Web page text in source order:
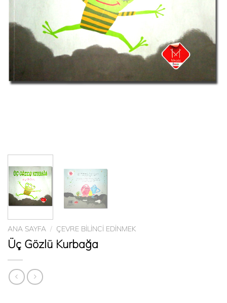
ANA SAYFA / ÇEVRE BILINCI EDINMEK
Üç Gözlü Kurbağa